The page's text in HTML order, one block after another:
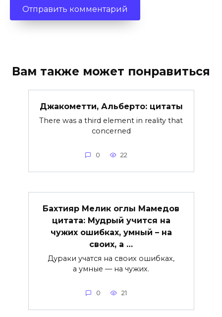
Вам также может понравиться
Джакометти, Альберто: цитаты
There was a third element in reality that
concerned
0 22
Бахтияр Мелик оглы Мамедов
цитата: Мудрый учится на
чужих ошибках, умный – на
своих, а …
Дураки учатся на своих ошибках,
а умные — на чужих.
0 21